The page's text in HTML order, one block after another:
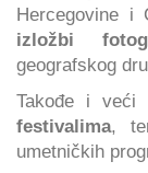
Hercegovine i
izložbi
geografskog
Takođe i veći
festivalima,
umetničkih